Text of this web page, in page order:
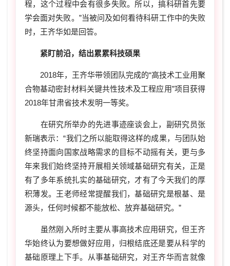
程，这个过程中会有很多失败。所以，搞科研首先要
学会面对失败。”当被问及如何看待科研工作中的失败
时，王齐华如是回答。
紧盯前沿，结出累累科技硕果
2018年，王齐华带领团队完成的“高技术工业用聚
合物基动密封材料关键共性技术及工程应用”项目获得
2018年甘肃省技术发明一等奖。
在研究所举办的先进事迹座谈会上，副研究员张
新瑞表示：“我们之所以能取得这样的成果，与团队始
终坚持面向国家战略需求的目标不动摇有关，更与多
年来我们始终坚持开展相关领域基础研究有关，正是
有了多年系统扎实的基础研究，才有了今天我们的厚
积薄发。王老师经常提醒我们，基础研究是根基、是
源头，任何时候都不能放松、放弃基础研究。”
虽然刚入所时主要从事高技术应用研究，但王齐
华始终认为要想做好应用，归根结底还是要从科学的
基础原理上下手。从事基础研究，对王齐华而言就像